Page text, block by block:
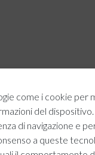
come i cookie per
del
di navigazione e
a queste